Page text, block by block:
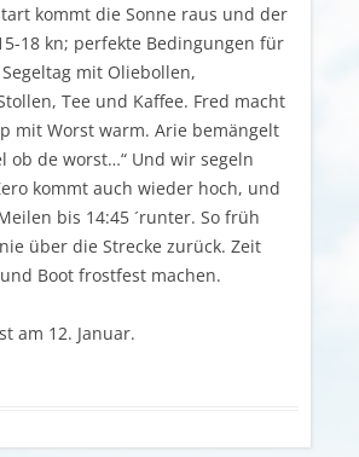
kommt die Sonne raus und der
18 kn; perfekte Bedingungen für
mit Oliebollen,
Tee und Kaffee. Fred macht
mit Worst warm. Arie bemängelt
ob de worst…“ Und wir segeln
kommt auch wieder hoch, und
bis 14:45 ´runter. So früh
über die Strecke zurück. Zeit
Boot frostfest machen.
am 12. Januar.